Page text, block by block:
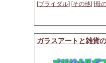
[ブライダル] [その他] [母
ガラスアートと雑貨